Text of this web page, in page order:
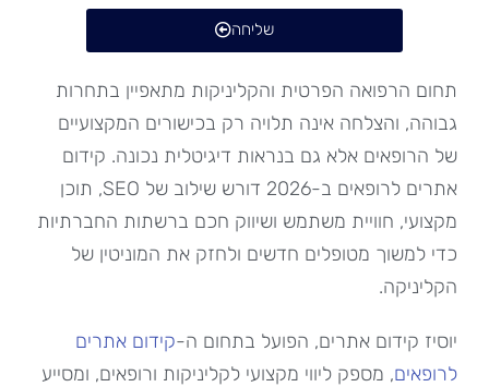
שליחה
תחום הרפואה הפרטית והקליניקות מתאפיין בתחרות
גבוהה, והצלחה אינה תלויה רק בכישורים המקצועיים
של הרופאים אלא גם בנראות דיגיטלית נכונה. קידום
אתרים לרופאים ב-2026 דורש שילוב של SEO, תוכן
מקצועי, חוויית משתמש ושיווק חכם ברשתות החברתיות
כדי למשוך מטופלים חדשים ולחזק את המוניטין של
הקליניקה.
יוסיז קידום אתרים, הפועל בתחום ה-קידום אתרים
לרופאים, מספק ליווי מקצועי לקליניקות ורופאים, ומסייע